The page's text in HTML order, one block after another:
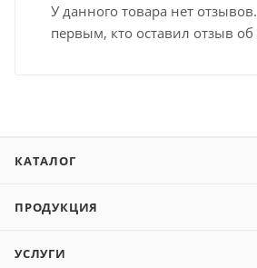
У данного товара нет
первым, кто оставил отзыв об
КАТАЛОГ
ПРОДУКЦИЯ
УСЛУГИ